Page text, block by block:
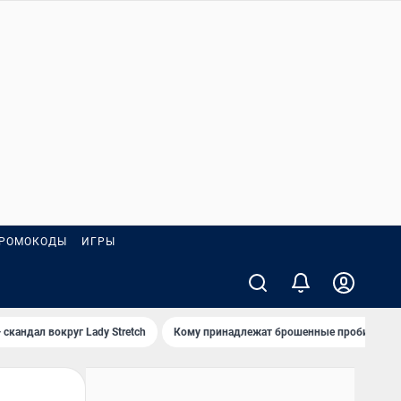
ИГРЫ
вокруг Lady Stretch Кому принадлежат брошенные пробирки?